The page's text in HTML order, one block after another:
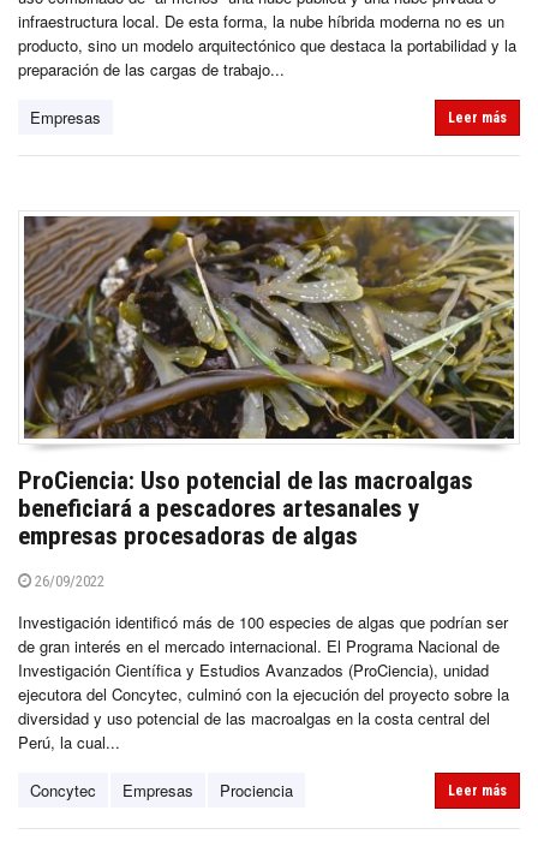
infraestructura local. De esta forma, la nube híbrida moderna no es un
producto, sino un modelo arquitectónico que destaca la portabilidad y la
preparación de las cargas de trabajo...
Empresas Leer más
ProCiencia: Uso potencial de las macroalgas
beneficiará a pescadores artesanales y
empresas procesadoras de algas
26/09/2022
Investigación identificó más de 100 especies de algas que podrían ser
de gran interés en el mercado internacional. El Programa Nacional de
Investigación Científica y Estudios Avanzados (ProCiencia), unidad
ejecutora del Concytec, culminó con la ejecución del proyecto sobre la
diversidad y uso potencial de las macroalgas en la costa central del
Perú, la cual...
Concytec Empresas Prociencia Leer más